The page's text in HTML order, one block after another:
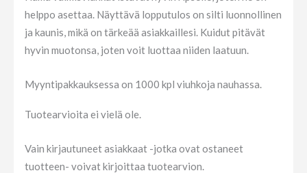
helppo asettaa. Näyttävä lopputulos on silti luonnollinen
ja kaunis, mikä on tärkeää asiakkaillesi. Kuidut pitävät
hyvin muotonsa, joten voit luottaa niiden laatuun.
Myyntipakkauksessa on 1000 kpl viuhkoja nauhassa.
Tuotearvioita ei vielä ole.
Vain kirjautuneet asiakkaat -jotka ovat ostaneet
tuotteen- voivat kirjoittaa tuotearvion.